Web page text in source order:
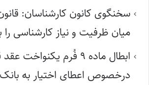
سخنگوی کانون کارشناسان:
میان ظرفیت و نیاز کارشناسی
ابطال ماده ۹ فُرم
درخصوص اعطای اختیار به